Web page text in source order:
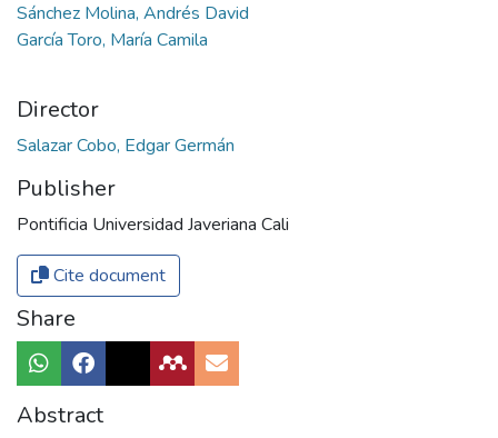
Sánchez Molina, Andrés David
García Toro, María Camila
Director
Salazar Cobo, Edgar Germán
Publisher
Pontificia Universidad Javeriana Cali
Cite document
Share
Abstract